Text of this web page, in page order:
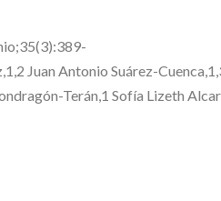
Juan Antonio Suárez-
Terán,1 Sofía Lizeth